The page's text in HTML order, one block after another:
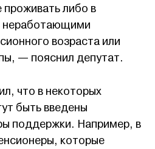
проживать либо в
неработающими
возраста или
— пояснил депутат.
что в некоторых
быть введены
поддержки. Например, в
которые